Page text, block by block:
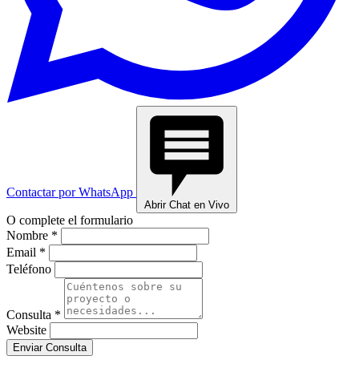
Contactar por WhatsApp
Abrir Chat en Vivo
O complete el formulario
Nombre *
Email *
Teléfono
Consulta *
Website
Enviar Consulta